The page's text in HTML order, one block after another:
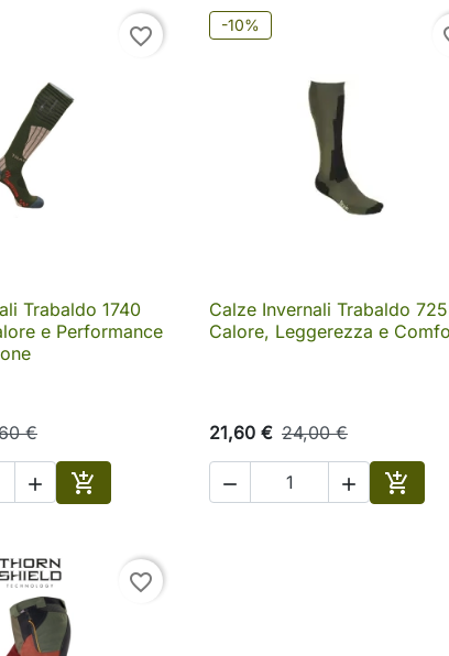
favorite_border
Anteprima
Trabaldo 1740
e Performance
€
 
Aggiungi al carrello
-10%
 Anteprima
Calze Invernali Trabaldo
Calore, Leggerezza e
21,60 € 24,00 €
  
favorite_border